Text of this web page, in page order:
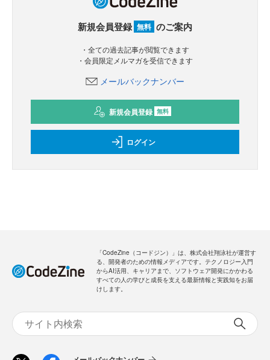
新規会員登録 無料 のご案内
・全ての過去記事が閲覧できます
・会員限定メルマガを受信できます
メールバックナンバー
新規会員登録 無料
ログイン
「CodeZine（コードジン）」は、株式会社翔泳社が運営す
る、開発者のための情報メディアです。テクノロジー入門
からAI活用、キャリアまで、ソフトウェア開発にかかわる
すべての人の学びと成長を支える最新情報と実践知をお届
けします。